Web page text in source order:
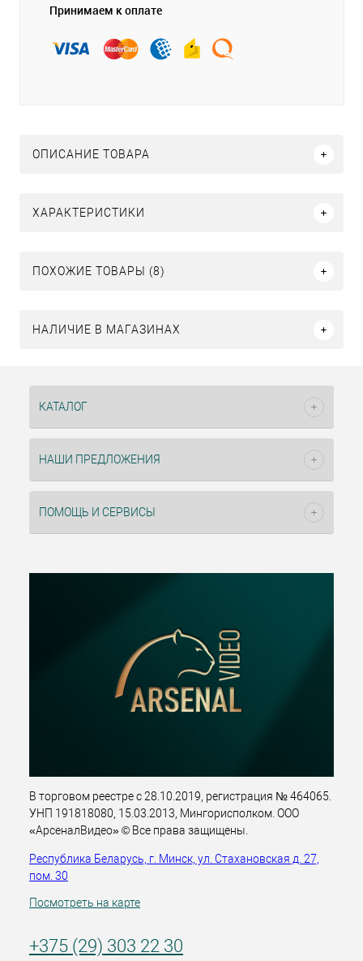
Принимаем к оплате
ОПИСАНИЕ ТОВАРА
ХАРАКТЕРИСТИКИ
ПОХОЖИЕ ТОВАРЫ (8)
НАЛИЧИЕ В МАГАЗИНАХ
КАТАЛОГ
НАШИ ПРЕДЛОЖЕНИЯ
ПОМОЩЬ И СЕРВИСЫ
В торговом реестре с 28.10.2019, регистрация № 464065.
УНП 191818080, 15.03.2013, Мингорисполком. ООО
«АрсеналВидео» © Все права защищены.
Республика Беларусь, г. Минск, ул. Стахановская д. 27,
пом. 30
Посмотреть на карте
+375 (29) 303 22 30